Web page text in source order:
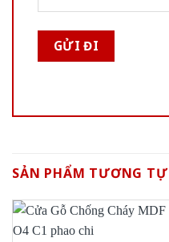
SẢN PHẨM TƯƠNG TỰ